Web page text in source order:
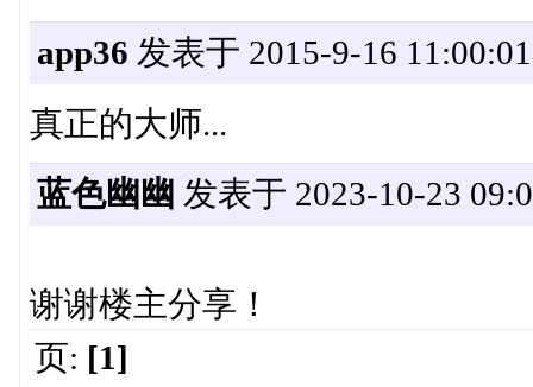
app36 发表于 2015-9-16 11:00:01
真正的大师...
蓝色幽幽 发表于 2023-10-23
谢谢楼主分享！
页: [1]